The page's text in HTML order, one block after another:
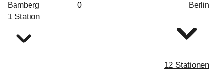
Bamberg 0 Berlin
1 Station
12 Stationen